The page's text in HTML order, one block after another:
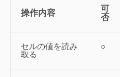
操作内容 可
否
セルの値を読み
取る
○